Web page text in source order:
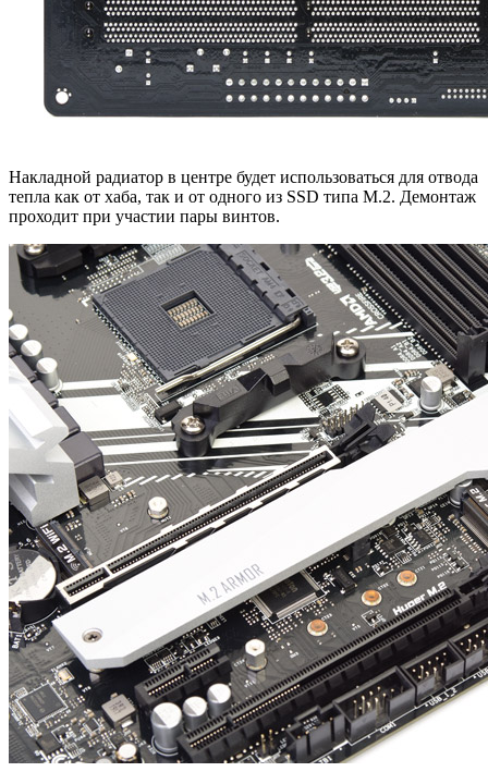
Накладной радиатор в центре будет использоваться для отвода
тепла как от хаба, так и от одного из SSD типа M.2. Демонтаж
проходит при участии пары винтов.